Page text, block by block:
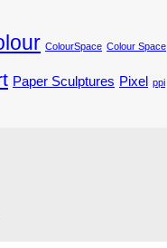
ColourSpace Colour Space
Paper Sculptures Pixel ppi